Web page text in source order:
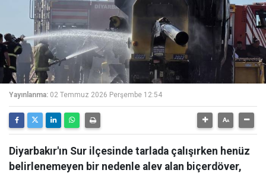
Yayınlanma: 02 Temmuz 2026 Perşembe 12:54
Diyarbakır'ın Sur ilçesinde tarlada çalışırken henüz
belirlenemeyen bir nedenle alev alan biçerdöver,